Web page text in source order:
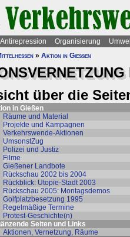
Antirepression Organisierung
» Aktion in Gießen
über die
in Gießen
Räume und Material
Projekte und Kampagnen
Verkehrswende-Aktionen
UmsonstZug
Polizei und Justiz
Filme
Gießener Landbote
Rückschau 2002 bis 2004
Rückblick: Utopie-Stadt 2003
Rückschau 2005: Montagsdemos
Golfplatzbesetzung 1995
Regelmäßige Termine
Protest-Geschichte(n)
Seiten und Links
Aktionen, Vernetzung, Räume